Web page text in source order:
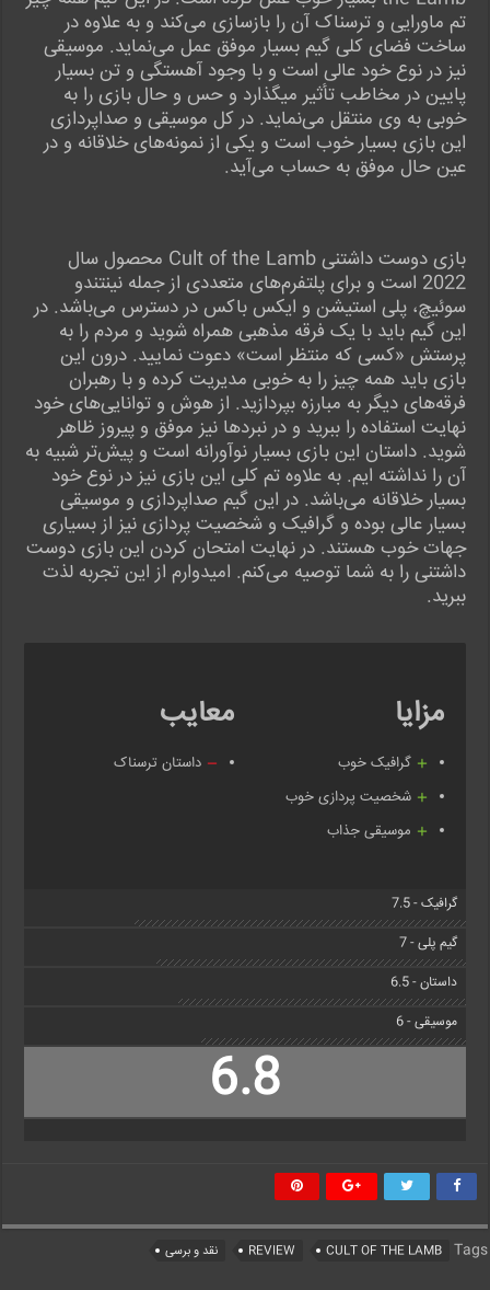
تم ماورایی و ترسناک آن را بازسازی می‌کند و به علاوه در
ساخت فضای کلی گیم بسیار موفق عمل می‌نماید. موسیقی
نیز در نوع خود عالی است و با وجود آهستگی و تن بسیار
پایین در مخاطب تأثیر میگذارد و حس و حال بازی را به
خوبی به وی منتقل می‌نماید. در کل موسیقی و صداپردازی
این بازی بسیار خوب است و یکی از نمونه‌های خلاقانه و در
عین حال موفق به حساب می‌آید.
بازی دوست داشتنی Cult of the Lamb محصول سال
2022 است و برای پلتفرم‌های متعددی از جمله نینتندو
سوئیچ، پلی استیشن و ایکس باکس در دسترس می‌باشد. در
این گیم باید با یک فرقه مذهبی همراه شوید و مردم را به
پرستش «کسی که منتظر است» دعوت نمایید. درون این
بازی باید همه چیز را به خوبی مدیریت کرده و با رهبران
فرقه‌‌های دیگر به مبارزه بپردازید. از هوش و توانایی‌های خود
نهایت استفاده را ببرید و در نبردها نیز موفق و پیروز ظاهر
شوید. داستان این بازی بسیار نوآورانه است و پیش‌تر شبیه به
آن را نداشته ایم. به علاوه تم کلی این بازی نیز در نوع خود
بسیار خلاقانه می‌باشد. در این گیم صداپردازی و موسیقی
بسیار عالی بوده و گرافیک و شخصیت پردازی نیز از بسیاری
جهات خوب هستند. در نهایت امتحان کردن این بازی دوست
داشتنی را به شما توصیه می‌کنم. امیدوارم از این تجربه لذت
ببرید.
مزایا
گرافیک خوب
شخصیت پردازی خوب
موسیقی جذاب
معایب
داستان ترسناک
گرافیک - 7.5
گیم پلی - 7
داستان - 6.5
موسیقی - 6
6.8
Tags
CULT OF THE LAMB
REVIEW نقد و برسی